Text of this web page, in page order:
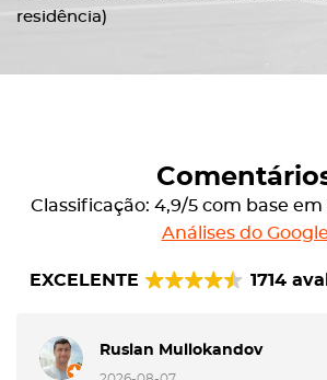
residência)
Classificação: 4,9/5 com base em
Análises do
EXCELENTE 1714
Ruslan Mullokandov